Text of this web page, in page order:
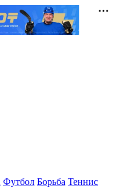
Футбол Борьба Теннис